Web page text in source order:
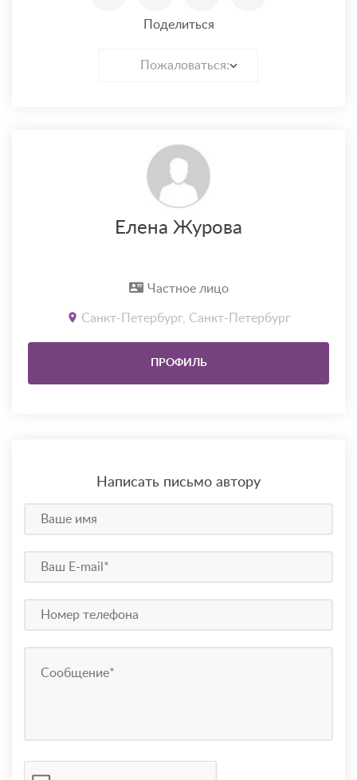
Поделиться
Пожаловаться:
Елена Журова
Частное лицо
Санкт-Петербург, Санкт-Петербург
ПРОФИЛЬ
Написать письмо автору